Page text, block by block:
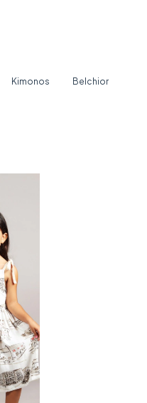
Kimonos Belchior